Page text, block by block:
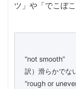
ツ」や「でこぼ
“not smooth”
訳）滑らかでな
“rough or